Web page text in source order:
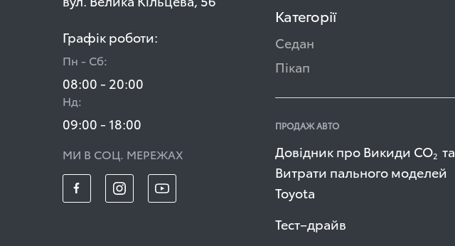
Графік роботи:
Пн - Сб:
08:00 - 20:00
Нд:
09:00 - 18:00
МИ В СОЦ. МЕРЕЖАХ
Категорії
Седан
Пікап
ПРОДАЖ АВТО
Довідник про Викиди СО2 та
Витрати пального моделей
Toyota
Тест–драйв